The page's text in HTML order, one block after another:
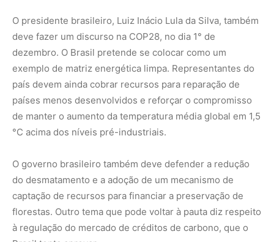
O presidente brasileiro, Luiz Inácio Lula da Silva, também
deve fazer um discurso na COP28, no dia 1° de
dezembro. O Brasil pretende se colocar como um
exemplo de matriz energética limpa. Representantes do
país devem ainda cobrar recursos para reparação de
países menos desenvolvidos e reforçar o compromisso
de manter o aumento da temperatura média global em 1,5
°C acima dos níveis pré-industriais.
O governo brasileiro também deve defender a redução
do desmatamento e a adoção de um mecanismo de
captação de recursos para financiar a preservação de
florestas. Outro tema que pode voltar à pauta diz respeito
à regulação do mercado de créditos de carbono, que o